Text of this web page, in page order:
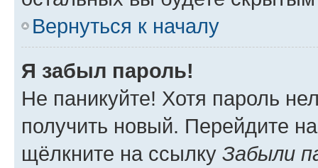
Вернуться к началу
Я забыл пароль!
Не паникуйте! Хотя пароль
получить новый. Перейдите
щёлкните на ссылку Забыли